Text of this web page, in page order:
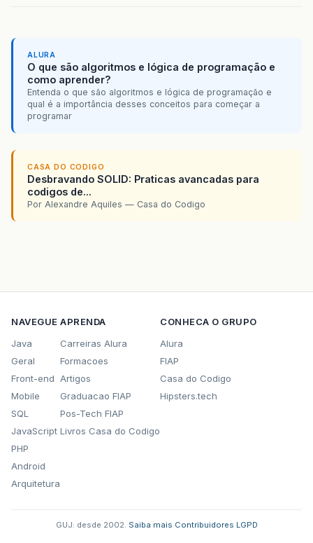
ALURA
O que são algoritmos e lógica de programação e
como aprender?
Entenda o que são algoritmos e lógica de programação e
qual é a importância desses conceitos para começar a
programar
CASA DO CODIGO
Desbravando SOLID: Praticas avancadas para
codigos de...
Por Alexandre Aquiles — Casa do Codigo
NAVEGUE
Java
Geral
Front-end
Mobile
SQL
JavaScript
PHP
Android
Arquitetura
APRENDA
Carreiras Alura
Formacoes
Artigos
Graduacao FIAP
Pos-Tech FIAP
Livros Casa do Codigo
CONHECA O GRUPO
Alura
FIAP
Casa do Codigo
Hipsters.tech
GUJ: desde 2002. Saiba mais Contribuidores LGPD